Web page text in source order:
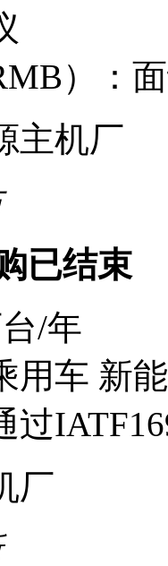
）：
主机厂
已结束
/年
用车 新
过
厂